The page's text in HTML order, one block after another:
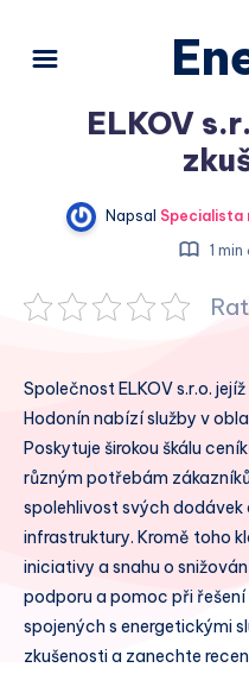
ELKOV
Napsal Specialista
1
Společnost ELKOV s.r.o.
Hodonín nabízí služby v
Poskytuje širokou škálu
různým potřebám
spolehlivost svých dodávek
infrastruktury. Kromě toho
iniciativy a snahu o
podporu a pomoc při
spojených s energetickými
zkušenosti a zanechte